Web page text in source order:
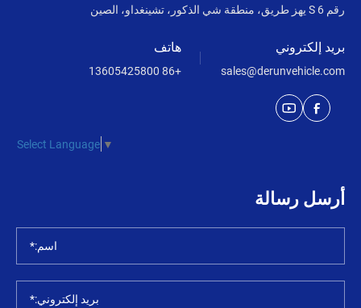
رقم 6 S يهز طريق، منطقة شي الذكور، تشينغداو، الصين
هاتف
+86 13605425800
بريد إلكتروني
sales@derunvehicle.com
Select Language ▼
أرسل رسالة
اسم:*
بريد إلكتروني:*